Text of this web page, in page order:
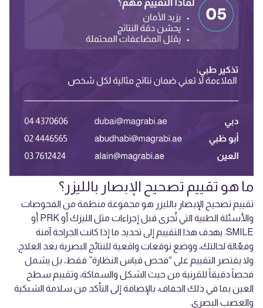
ما هو تقييم تصحيح الإبصار بالليزر؟
تقييم تصحيح الإبصار بالليزر هو مجموعة منظمة من الفحوصات
والأسئلة الطبية التي تُجرى قبل إجراءات مثل الليزك أو PRK أو
SMILE. يهدف هذا التقييم إلى تحديد ما إذا كانت الجراحة آمنة
وفعّالة لحالتك، ووضع توقعات واقعية للنتائج البصرية بعد العلاج.
ولا يقتصر التقييم على “فحص قياس النظارة” فقط، بل يشمل
فحصاً دقيقاً للقرنية من حيث الشكل والسماكة، وتقييم سطح
العين بما في ذلك الجفاف، بالإضافة إلى التأكد من سلامة الشبكية
والعصب البصري.